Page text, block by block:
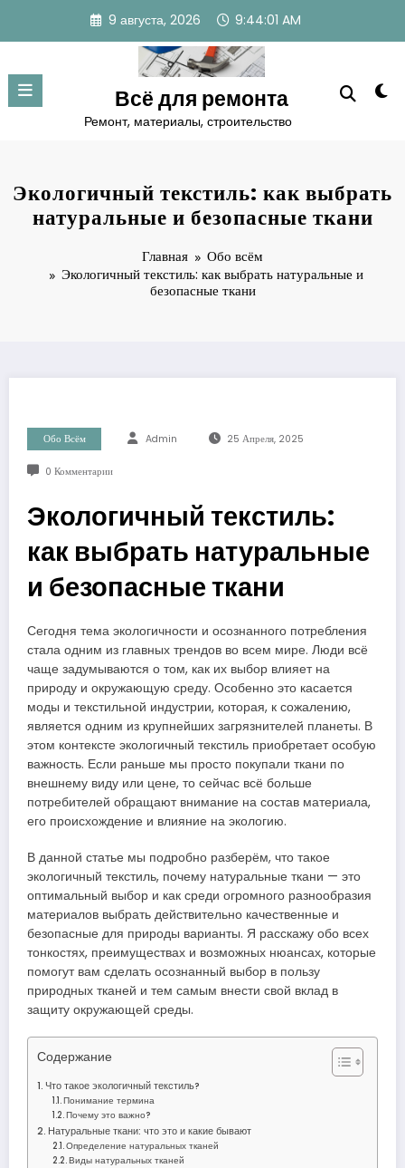
содержимому
9 августа, 2026 9:44:02 AM
Всё для ремонта
Ремонт, материалы, строительство
Экологичный текстиль: как выбрать
натуральные и безопасные ткани
Главная
Обо всём
Экологичный текстиль: как выбрать натуральные и
безопасные ткани
Обо Всём Admin 25 Апреля, 2025
0 Комментарии
Экологичный текстиль:
как выбрать натуральные
и безопасные ткани
Сегодня тема экологичности и осознанного потребления
стала одним из главных трендов во всем мире. Люди всё
чаще задумываются о том, как их выбор влияет на
природу и окружающую среду. Особенно это касается
моды и текстильной индустрии, которая, к сожалению,
является одним из крупнейших загрязнителей планеты. В
этом контексте экологичный текстиль приобретает особую
важность. Если раньше мы просто покупали ткани по
внешнему виду или цене, то сейчас всё больше
потребителей обращают внимание на состав материала,
его происхождение и влияние на экологию.
В данной статье мы подробно разберём, что такое
экологичный текстиль, почему натуральные ткани — это
оптимальный выбор и как среди огромного разнообразия
материалов выбрать действительно качественные и
безопасные для природы варианты. Я расскажу обо всех
тонкостях, преимуществах и возможных нюансах, которые
помогут вам сделать осознанный выбор в пользу
природных тканей и тем самым внести свой вклад в
защиту окружающей среды.
Содержание
Что такое экологичный текстиль?
Понимание термина
Почему это важно?
Натуральные ткани: что это и какие бывают
Определение натуральных тканей
Виды натуральных тканей